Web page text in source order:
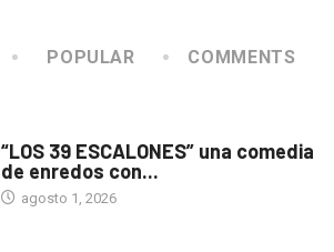
POPULAR COMMENTS
“LOS 39 ESCALONES” una comedia
de enredos con...
agosto 1, 2026